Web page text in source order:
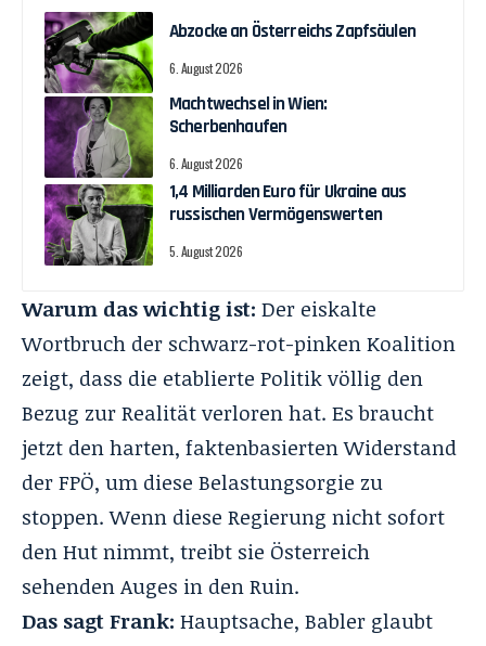
Abzocke an Österreichs Zapfsäulen
6. August 2026
Machtwechsel in Wien:
Scherbenhaufen
6. August 2026
1,4 Milliarden Euro für Ukraine aus
russischen Vermögenswerten
5. August 2026
Warum das wichtig ist: Der eiskalte
Wortbruch der schwarz-rot-pinken Koalition
zeigt, dass die etablierte Politik völlig den
Bezug zur Realität verloren hat. Es braucht
jetzt den harten, faktenbasierten Widerstand
der FPÖ, um diese Belastungsorgie zu
stoppen. Wenn diese Regierung nicht sofort
den Hut nimmt, treibt sie Österreich
sehenden Auges in den Ruin.
Das sagt Frank: Hauptsache, Babler glaubt